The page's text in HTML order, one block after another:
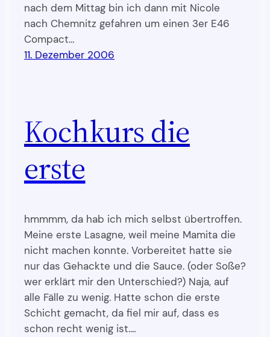
nach dem Mittag bin ich dann mit Nicole
nach Chemnitz gefahren um einen 3er E46
Compact…
11. Dezember 2006
Kochkurs die
erste
hmmmm, da hab ich mich selbst übertroffen.
Meine erste Lasagne, weil meine Mamita die
nicht machen konnte. Vorbereitet hatte sie
nur das Gehackte und die Sauce. (oder Soße?
wer erklärt mir den Unterschied?) Naja, auf
alle Fälle zu wenig. Hatte schon die erste
Schicht gemacht, da fiel mir auf, dass es
schon recht wenig ist.…